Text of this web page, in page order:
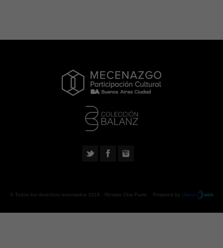
© Todos los derechos reservados 2018 - Revista Otra Parte . Powered by Urano web